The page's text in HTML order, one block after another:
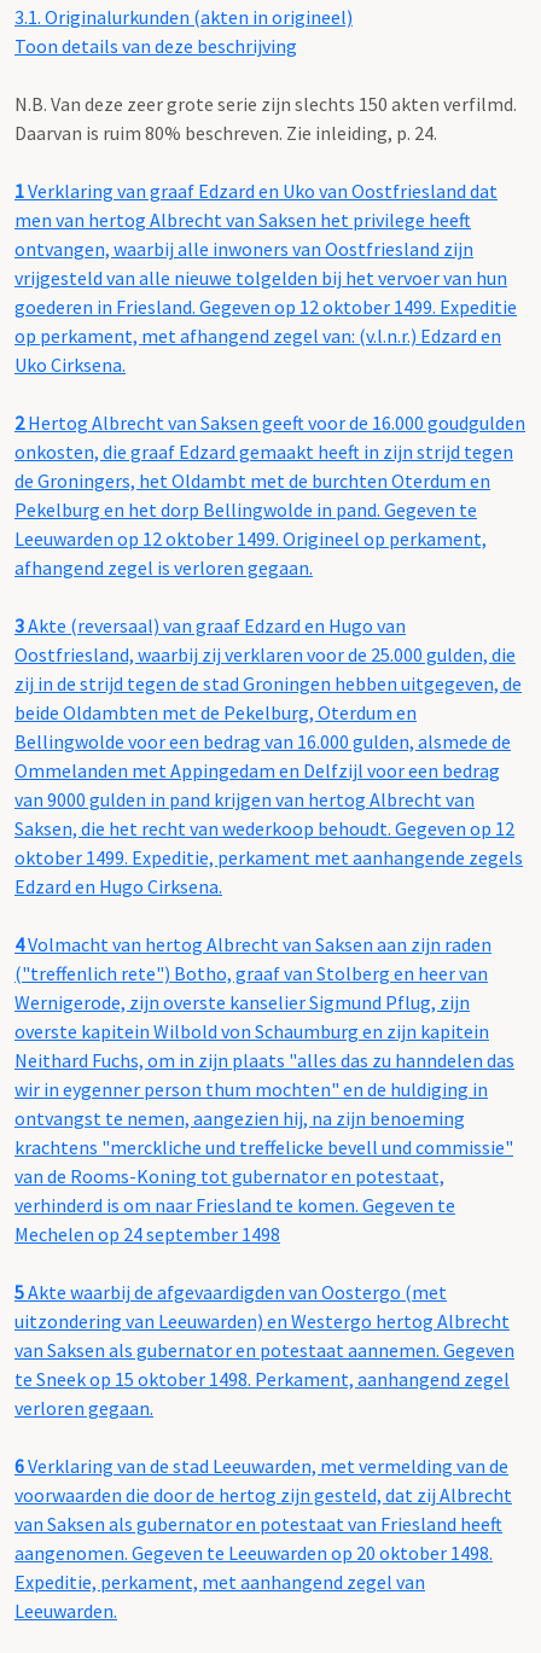
3.1. Originalurkunden (akten in origineel)
Toon details van deze beschrijving
N.B. Van deze zeer grote serie zijn slechts 150 akten verfilmd.
Daarvan is ruim 80% beschreven. Zie inleiding, p. 24.
1Verklaring van graaf Edzard en Uko van Oostfriesland dat
men van hertog Albrecht van Saksen het privilege heeft
ontvangen, waarbij alle inwoners van Oostfriesland zijn
vrijgesteld van alle nieuwe tolgelden bij het vervoer van hun
goederen in Friesland. Gegeven op 12 oktober 1499. Expeditie
op perkament, met afhangend zegel van: (v.l.n.r.) Edzard en
Uko Cirksena.
2Hertog Albrecht van Saksen geeft voor de 16.000 goudgulden
onkosten, die graaf Edzard gemaakt heeft in zijn strijd tegen
de Groningers, het Oldambt met de burchten Oterdum en
Pekelburg en het dorp Bellingwolde in pand. Gegeven te
Leeuwarden op 12 oktober 1499. Origineel op perkament,
afhangend zegel is verloren gegaan.
3Akte (reversaal) van graaf Edzard en Hugo van
Oostfriesland, waarbij zij verklaren voor de 25.000 gulden, die
zij in de strijd tegen de stad Groningen hebben uitgegeven, de
beide Oldambten met de Pekelburg, Oterdum en
Bellingwolde voor een bedrag van 16.000 gulden, alsmede de
Ommelanden met Appingedam en Delfzijl voor een bedrag
van 9000 gulden in pand krijgen van hertog Albrecht van
Saksen, die het recht van wederkoop behoudt. Gegeven op 12
oktober 1499. Expeditie, perkament met aanhangende zegels
Edzard en Hugo Cirksena.
4Volmacht van hertog Albrecht van Saksen aan zijn raden
("treffenlich rete") Botho, graaf van Stolberg en heer van
Wernigerode, zijn overste kanselier Sigmund Pflug, zijn
overste kapitein Wilbold von Schaumburg en zijn kapitein
Neithard Fuchs, om in zijn plaats "alles das zu hanndelen das
wir in eygenner person thum mochten" en de huldiging in
ontvangst te nemen, aangezien hij, na zijn benoeming
krachtens "merckliche und treffelicke bevell und commissie"
van de Rooms-Koning tot gubernator en potestaat,
verhinderd is om naar Friesland te komen. Gegeven te
Mechelen op 24 september 1498
5Akte waarbij de afgevaardigden van Oostergo (met
uitzondering van Leeuwarden) en Westergo hertog Albrecht
van Saksen als gubernator en potestaat aannemen. Gegeven
te Sneek op 15 oktober 1498. Perkament, aanhangend zegel
verloren gegaan.
6Verklaring van de stad Leeuwarden, met vermelding van de
voorwaarden die door de hertog zijn gesteld, dat zij Albrecht
van Saksen als gubernator en potestaat van Friesland heeft
aangenomen. Gegeven te Leeuwarden op 20 oktober 1498.
Expeditie, perkament, met aanhangend zegel van
Leeuwarden.